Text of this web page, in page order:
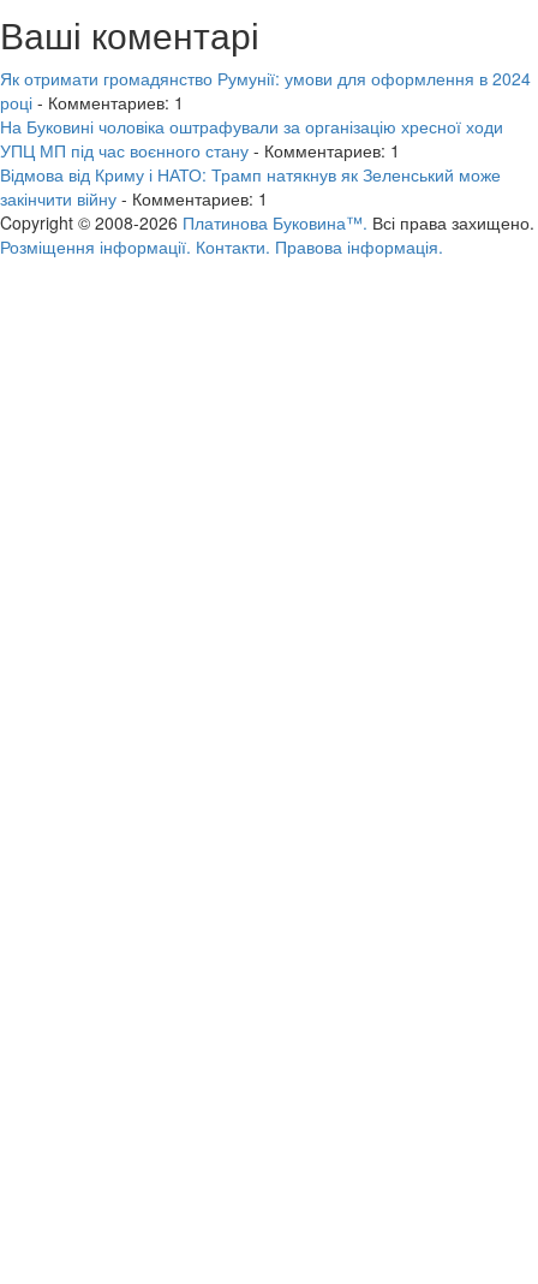
Ваші коментарі
Як отримати громадянство Румунії: умови для оформлення в 2024
році - Комментариев: 1
На Буковині чоловіка оштрафували за організацію хресної ходи
УПЦ МП під час воєнного стану - Комментариев: 1
Відмова від Криму і НАТО: Трамп натякнув як Зеленський може
закінчити війну - Комментариев: 1
Copyright © 2008-2026 Платинова Буковина™. Всі права захищено.
Розміщення інформації. Контакти. Правова інформація.